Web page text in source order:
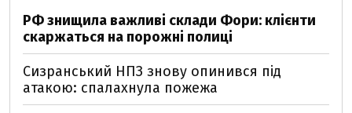
РФ знищила важливі склади Фори: клієнти
скаржаться на порожні полиці
Сизранський НПЗ знову опинився під
атакою: спалахнула пожежа